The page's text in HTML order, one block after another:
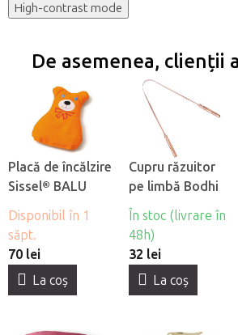
High-contrast mode
De asemenea, clienții
Placă de încălzire
Sissel® BALU
Disponibil în 1
săpt.
70 lei
La coş
Cupru răzuitor
pe limbă Bodhi
În stoc (livrare în
48h)
32 lei
La coş